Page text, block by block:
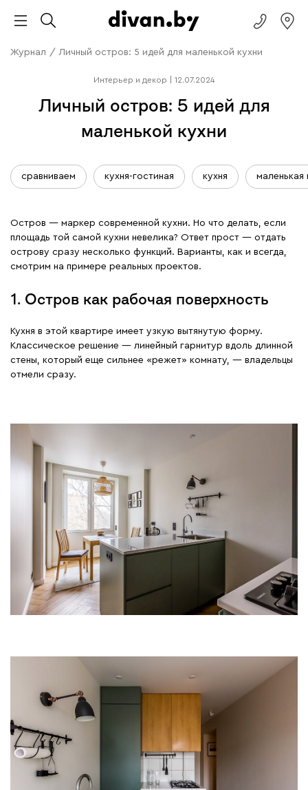
Журнал / Личный остров: 5 идей для маленькой кухни
Интерьер и декор 12.07.2024
Личный остров: 5 идей для
маленькой кухни
сравниваем кухня-гостиная кухня маленькая
Остров — маркер современной кухни. Но что делать, если
площадь той самой кухни невелика? Ответ прост — отдать
острову сразу несколько функций. Варианты, как и всегда,
смотрим на примере реальных проектов.
1. Остров как рабочая поверхность
Кухня в этой квартире имеет узкую вытянутую форму.
Классическое решение — линейный гарнитур вдоль длинной
стены, который еще сильнее «режет» комнату, — владельцы
отмели сразу.